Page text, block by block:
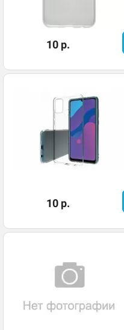
10 р.
10 р.